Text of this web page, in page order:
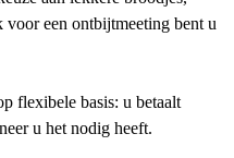
een ontbijtmeeting bent u
flexibele basis: u betaalt
u het nodig heeft.